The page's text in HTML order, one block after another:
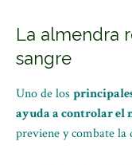
La almendra
sangre
Uno de los
ayuda a controlar el
previene y combate la